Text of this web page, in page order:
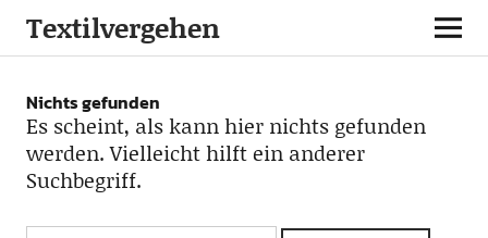
Textilvergehen
Nichts gefunden
Es scheint, als kann hier nichts gefunden
werden. Vielleicht hilft ein anderer
Suchbegriff.